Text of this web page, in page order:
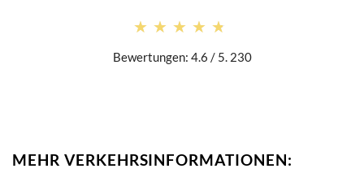
★★★★★
★★★★★
Bewertungen: 4.6 / 5. 230
MEHR VERKEHRSINFORMATIONEN: